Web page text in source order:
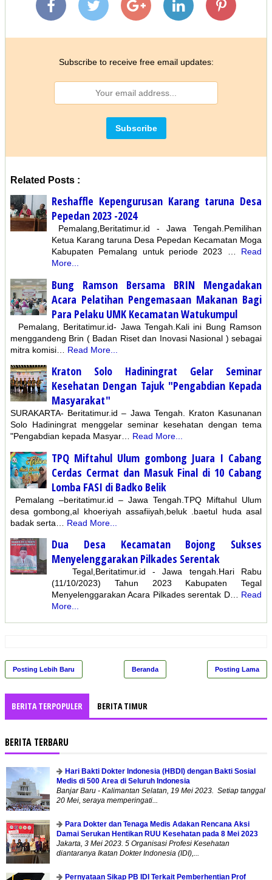
Subscribe to receive free email updates:
Related Posts :
Reshaffle Kepengurusan Karang taruna Desa
Pepedan 2023 -2024
Pemalang,Beritatimur.id - Jawa Tengah.Pemilihan
Ketua Karang taruna Desa Pepedan Kecamatan Moga
Kabupaten Pemalang untuk periode 2023 …
Read
More...
Bung Ramson Bersama BRIN Mengadakan
Acara Pelatihan Pengemasaan Makanan Bagi
Para Pelaku UMK Kecamatan Watukumpul
Pemalang, Beritatimur.id- Jawa Tengah.Kali ini Bung Ramson
menggandeng Brin ( Badan Riset dan Inovasi Nasional ) sebagai
mitra komisi…
Read More...
Kraton Solo Hadiningrat Gelar Seminar
Kesehatan Dengan Tajuk "Pengabdian Kepada
Masyarakat"
SURAKARTA- Beritatimur.id – Jawa Tengah. Kraton Kasunanan
Solo Hadiningrat menggelar seminar kesehatan dengan tema
"Pengabdian kepada Masyar… Read More...
TPQ Miftahul Ulum gombong Juara I Cabang
Cerdas Cermat dan Masuk Final di 10 Cabang
Lomba FASI di Badko Belik
Pemalang –beritatimur.id – Jawa Tengah.TPQ Miftahul Ulum
desa gombong,al khoeriyah assafiiyah,beluk .baetul huda asal
badak serta…
Read More...
Dua Desa Kecamatan Bojong Sukses
Menyelenggarakan Pilkades Serentak
Tegal,Beritatimur.id - Jawa tengah.Hari Rabu
(11/10/2023) Tahun 2023 Kabupaten Tegal
Menyelenggarakan Acara Pilkades serentak D… Read
More...
Posting Lebih Baru Posting Lama
Beranda
BERITA TERPOPULER BERITA TIMUR
BERITA TERBARU
Hari Bakti Dokter Indonesia (HBDI) dengan Bakti Sosial
Medis di 500 Area di Seluruh Indonesia
Banjar Baru - Kalimantan Selatan, 19 Mei 2023. Setiap tanggal
20 Mei, seraya memperingati...
Para Dokter dan Tenaga Medis Adakan Rencana Aksi
Damai Serukan Hentikan RUU Kesehatan pada 8 Mei 2023
Jakarta, 3 Mei 2023. 5 Organisasi Profesi Kesehatan
diantaranya Ikatan Dokter Indonesia (IDI),...
Pernyataan Sikap PB IDI Terkait Pemberhentian Prof